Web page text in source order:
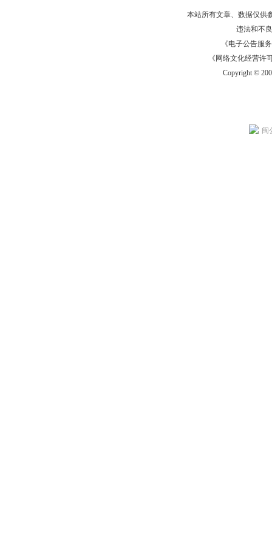
本站所有文章、数据仅供
违法和不
《电子公告服务
《网络文化经营许
Copyright ©
闽